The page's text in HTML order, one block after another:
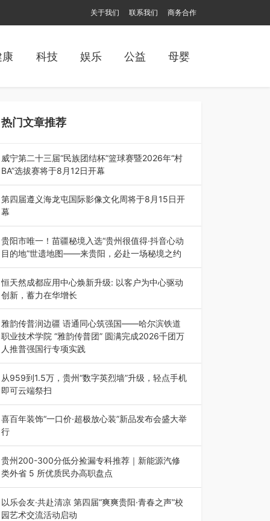
关于我们 联系我们 商务合作
科技 娱乐 公益 母婴
热门文章推荐
威宁第二十三届“民族团结杯”篮球赛暨2026年“村
BA”选拔赛将于8月12日开幕
8月7日，威宁彝族回族苗族自治县第二十三届“民
族团结杯”篮球赛暨2026年“村B…
第四届遵义海龙屯国际影像文化周将于8月15日开
幕
8月7日，第四届遵义海龙屯国际影像文化周媒体
通气会在世界文化遗产地海龙屯核心景区…
贵阳市唯一！苗疆秘境入选“贵州很值得·抖音心动
目的地”世遗地图——来贵阳，必赴一场秘境之约
2026年7月21日，2026年“贵州很值得”暨抖音“心
动目的地”（贵州站）主题…
恒天然成都应用中心焕新升级: 以客户为中心驱动
创新，蓄力在华增长
融合全球研发实力与本土洞察，深化客户共创，赋
能西南市场创新发展 （7月27日，成…
雅韵传普润边疆 语通同心筑强国——哈尔滨铁道
职业技术学院 “雅韵传普团” 圆满完成2026千团万
人推普强国行专项实践
为扎实推进2026“千团万人推普强国行”大学生暑
期社会实践，牢牢紧扣 “雅韵传普…
从959到1.5万，贵州“数字英烈墙”升级，轻点手机
即可云端祭扫
八一建军节到来之际，由贵州省退役军人事务厅指
导，贵阳市退役军人事务局联合贵州广电…
喜百年装饰“一口价·超极放心装”新品发布会盛大举
行
2026年7月31日，喜百年装饰“一口价·超极放心
装”新品发布会在贵阳隆重举行。…
贵州200-300分低分捡漏专科推荐｜新能源汽修
类外省 5 所优质民办高职盘点
在贵州省高考志愿填报体系中，200至300分数段
考生可选择的省内工科、新能源汽车…
以乐会友·共赴清凉 第四届“爽爽贵阳·青春之声”校
园艺术交流活动启动